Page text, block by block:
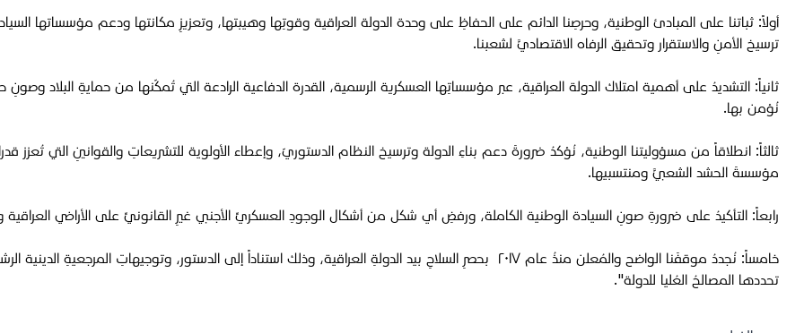
أولاً: ثباتنا على المبادئ الوطنية، وحرصِنا الدائم على الحفاظِ على وحدة الدولة العراقية وقوتِها وهيبتها، وتعزيزِ مكانتها ودعم
ترسيخ الأمنِ والاستقرار وتحقيق الرفاه الاقتصاديَّ لشعبنا.
ثانياً: التشديدُ على أهمية امتلاك الدولة العراقية، عبر مؤسساتِها العسكرية الرسمية، القدرة الدفاعية الرادعة التي تُمكّنها من حمايةِ البلاد
نُؤمن بها.
ثالثاً: انطلاقاً من مسؤوليتنا الوطنية، نُؤكدُ ضرورةَ دعم بناءِ الدولة وترسيخ النظام الدستوريّ، وإعطاء الأولوية للتشريعاتِ والقوانينِ التي
مؤسسةَ الحشد الشعبيَّ ومنتسبيها.
رابعاً: التأكيدُ على ضرورةِ صونِ السيادة الوطنية الكاملة، ورفضِ أي شكل من أشكال الوجودِ العسكريِّ الأجنبي غيرِ القانونيِّ على الأراضي
خامساً: نُجددُ موقفَنا الواضح والمُعلن منذُ عام ٢٠١٧ بحصرِ السلاحِ بيد الدولةِ العراقية، وذلك استناداً إلى الدستور،
تحددها المصالحُ العُليا للدولة".